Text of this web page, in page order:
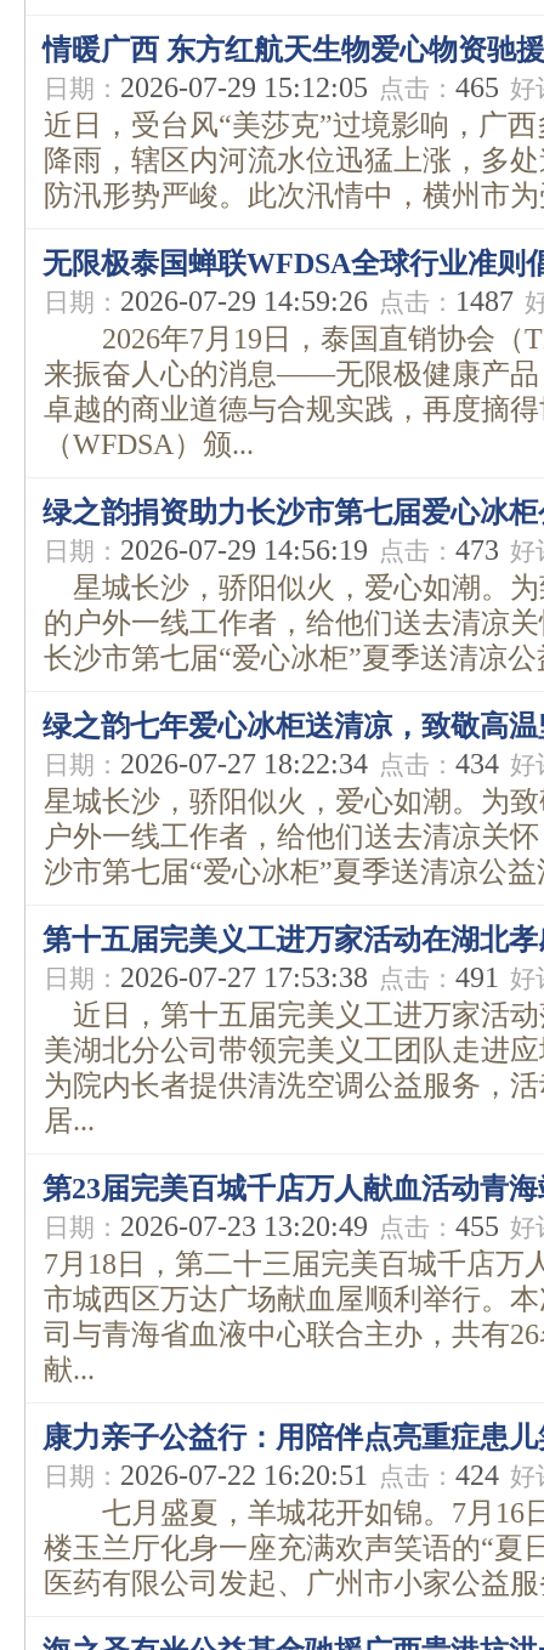
情暖广西 东方红航天生物爱心物资驰
日期： 2026-07-29 15:12:05 点击： 465 好
近日，受台风“美莎克”过境影响，广
降雨，辖区内河流水位迅猛上涨，多
防汛形势严峻。此次汛情中，横州市
无限极泰国蝉联WFDSA全球行业准则
日期： 2026-07-29 14:59:26 点击： 1487
2026年7月19日，泰国直销协会（
来振奋人心的消息——无限极健康产品
卓越的商业道德与合规实践，再度摘
（WFDSA）颁...
绿之韵捐资助力长沙市第七届爱心冰
日期： 2026-07-29 14:56:19 点击： 473 好
星城长沙，骄阳似火，爱心如潮。
的户外一线工作者，给他们送去清凉
长沙市第七届“爱心冰柜”夏季送清凉
绿之韵七年爱心冰柜送清凉，致敬高
日期： 2026-07-27 18:22:34 点击： 434 好
星城长沙，骄阳似火，爱心如潮。为
户外一线工作者，给他们送去清凉关
沙市第七届“爱心冰柜”夏季送清凉公
第十五届完美义工进万家活动在湖北
日期： 2026-07-27 17:53:38 点击： 491 好
近日，第十五届完美义工进万家活
美湖北分公司带领完美义工团队走进
为院内长者提供清洗空调公益服务，
居...
第23届完美百城千店万人献血活动青
日期： 2026-07-23 13:20:49 点击： 455 好
7月18日，第二十三届完美百城千店万
市城西区万达广场献血屋顺利举行。
司与青海省血液中心联合主办，共有
献...
康力亲子公益行：用陪伴点亮重症患
日期： 2026-07-22 16:20:51 点击： 424 好
七月盛夏，羊城花开如锦。7月16
楼玉兰厅化身一座充满欢声笑语的“
医药有限公司发起、广州市小家公益